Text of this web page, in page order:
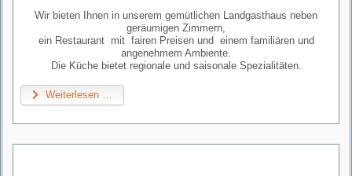
Wir bieten Ihnen in unserem gemütlichen Landgasthaus neben
geräumigen Zimmern,
ein Restaurant mit fairen Preisen und einem familiären und
angenehmem Ambiente.
Die Küche bietet regionale und saisonale Spezialitäten.
Weiterlesen …